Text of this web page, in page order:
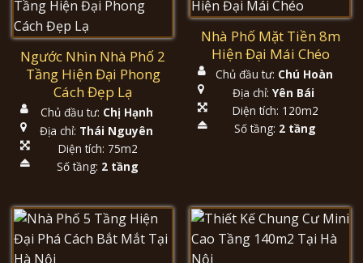
Ngước Nhìn Nhà Phố 2
Tầng Hiện Đại Phong
Cách Đẹp Lạ
Chủ đầu tư: Chị Hạnh
Địa chỉ: Thái Nguyên
Diện tích: 75m2
Số tầng: 2 tầng
Nhà Phố Mặt Tiền 8m
Hiện Đại Mái Chéo
Chủ đầu tư: Chú Hoàn
Địa chỉ: Yên Bái
Diện tích: 120m2
Số tầng: 2 tầng